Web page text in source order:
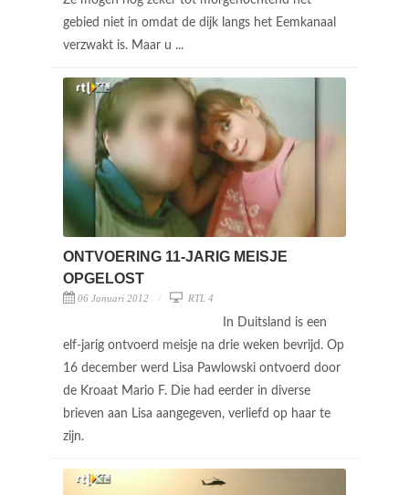
gebied niet in omdat de dijk langs het Eemkanaal
verzwakt is. Maar u ...
ONTVOERING 11-JARIG MEISJE
OPGELOST
06 Januari 2012 RTL 4
In Duitsland is een
elf-jarig ontvoerd meisje na drie weken bevrijd. Op
16 december werd Lisa Pawlowski ontvoerd door
de Kroaat Mario F. Die had eerder in diverse
brieven aan Lisa aangegeven, verliefd op haar te
zijn.